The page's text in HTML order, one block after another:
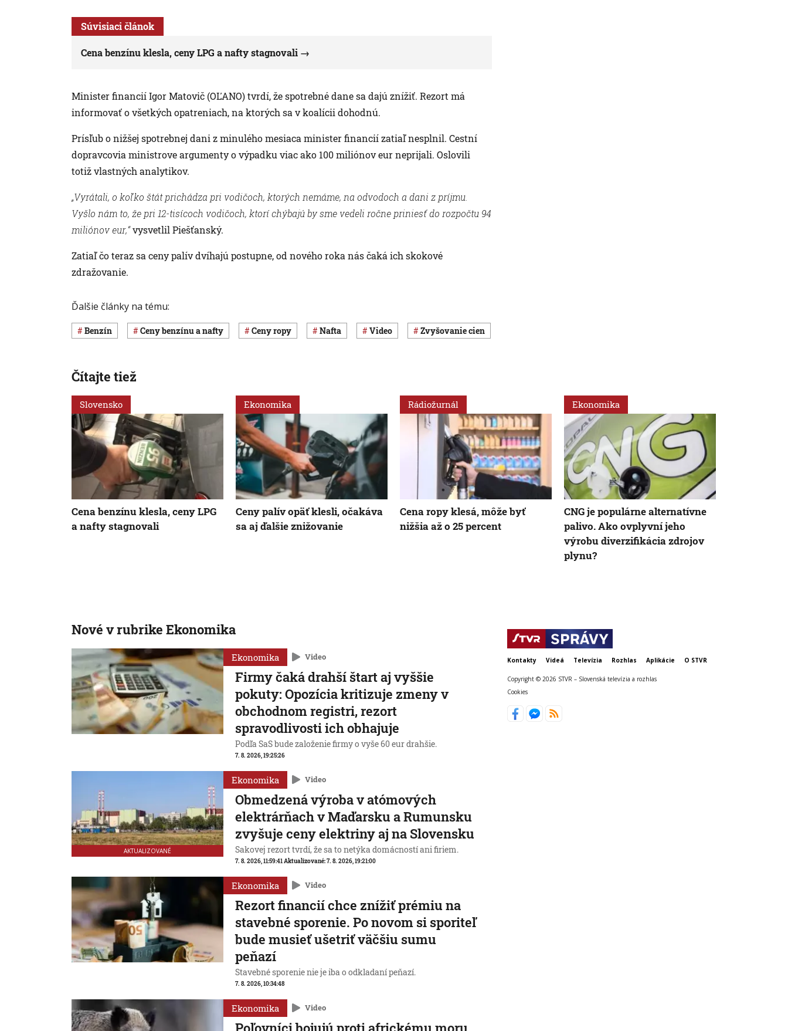
Súvisiaci článok
Cena benzínu klesla, ceny LPG a nafty stagnovali
Minister financií Igor Matovič (OĽANO) tvrdí, že spotrebné dane sa dajú znížiť. Rezort má
informovať o všetkých opatreniach, na ktorých sa v koalícii dohodnú.
Prísľub o nižšej spotrebnej dani z minulého mesiaca minister financií zatiaľ nesplnil. Cestní
dopravcovia ministrove argumenty o výpadku viac ako 100 miliónov eur neprijali. Oslovili
totiž vlastných analytikov.
„Vyrátali, o koľko štát prichádza pri vodičoch, ktorých nemáme, na odvodoch a dani z príjmu.
Vyšlo nám to, že pri 12-tisícoch vodičoch, ktorí chýbajú by sme vedeli ročne priniesť do rozpočtu 94
miliónov eur,“vysvetlil Piešťanský.
Zatiaľ čo teraz sa ceny palív dvíhajú postupne, od nového roka nás čaká ich skokové
zdražovanie.
Ďalšie články na tému:
benzín ceny benzínu a nafty ceny ropy nafta Video zvyšovanie cien
Čítajte tiež
Slovensko
Cena benzínu klesla, ceny LPG
a nafty stagnovali
Ekonomika
Ceny palív opäť klesli, očakáva
sa aj ďalšie znižovanie
Rádiožurnál
Cena ropy klesá, môže byť
nižšia až o 25 percent
Ekonomika
CNG je populárne alternatívne
palivo. Ako ovplyvní jeho
výrobu diverzifikácia zdrojov
plynu?
Nové v rubrike Ekonomika
Ekonomika Video
Firmy čaká drahší štart aj vyššie
pokuty: Opozícia kritizuje zmeny v
obchodnom registri, rezort
spravodlivosti ich obhajuje
Podľa SaS bude založenie firmy o vyše 60 eur drahšie.
7. 8. 2026, 19:25:26
AKTUALIZOVANÉ
Ekonomika Video
Obmedzená výroba v atómových
elektrárňach v Maďarsku a Rumunsku
zvyšuje ceny elektriny aj na Slovensku
Sakovej rezort tvrdí, že sa to netýka domácností ani firiem.
7. 8. 2026, 11:59:41Aktualizované:7. 8. 2026, 19:21:00
Ekonomika Video
Rezort financií chce znížiť prémiu na
stavebné sporenie. Po novom si sporiteľ
bude musieť ušetriť väčšiu sumu
peňazí
Stavebné sporenie nie je iba o odkladaní peňazí.
7. 8. 2026, 10:34:48
Ekonomika Video
Kontakty Videá Televízia Rozhlas Aplikácie O STVR
Copyright © 2026 STVR – Slovenská televízia a rozhlas
Cookies